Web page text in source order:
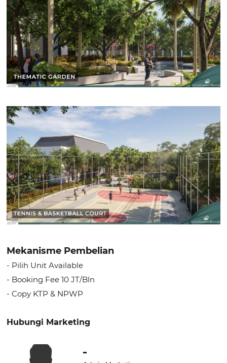
Mekanisme Pembelian
- Pilih Unit Available
- Booking Fee 10 JT/Bln
- Copy KTP & NPWP
Hubungi Marketing
-